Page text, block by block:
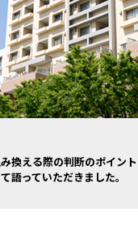
換える際の判断のポイン
語っていただきました。